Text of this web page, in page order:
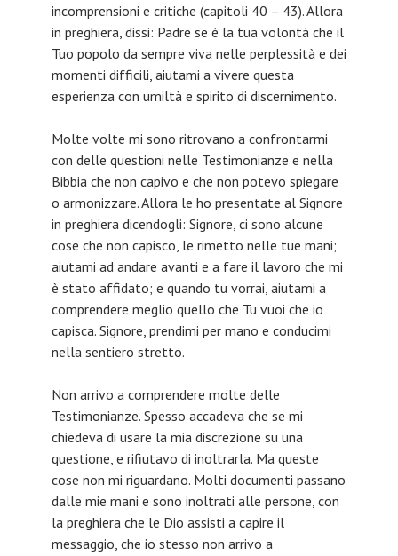
incomprensioni e critiche (capitoli 40 – 43). Allora
in preghiera, dissi: Padre se è la tua volontà che il
Tuo popolo da sempre viva nelle perplessità e dei
momenti difficili, aiutami a vivere questa
esperienza con umiltà e spirito di discernimento.
Molte volte mi sono ritrovano a confrontarmi
con delle questioni nelle Testimonianze e nella
Bibbia che non capivo e che non potevo spiegare
o armonizzare. Allora le ho presentate al Signore
in preghiera dicendogli: Signore, ci sono alcune
cose che non capisco, le rimetto nelle tue mani;
aiutami ad andare avanti e a fare il lavoro che mi
è stato affidato; e quando tu vorrai, aiutami a
comprendere meglio quello che Tu vuoi che io
capisca. Signore, prendimi per mano e conducimi
nella sentiero stretto.
Non arrivo a comprendere molte delle
Testimonianze. Spesso accadeva che se mi
chiedeva di usare la mia discrezione su una
questione, e rifiutavo di inoltrarla. Ma queste
cose non mi riguardano. Molti documenti passano
dalle mie mani e sono inoltrati alle persone, con
la preghiera che le Dio assisti a capire il
messaggio, che io stesso non arrivo a